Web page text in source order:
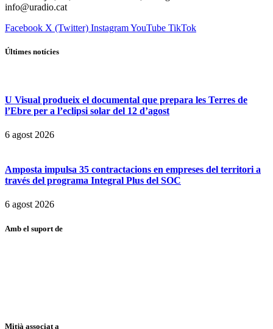
info@uradio.cat
Facebook X (Twitter) InstagramYouTube TikTok
Últimes notícies
U Visual produeix el documental que prepara les Terres de
l’Ebre per a l’eclipsi solar del 12 d’agost
6 agost 2026
Amposta impulsa 35 contractacions en empreses del territori a
través del programa Integral Plus del SOC
6 agost 2026
Amb el suport de
Mitjà associat a